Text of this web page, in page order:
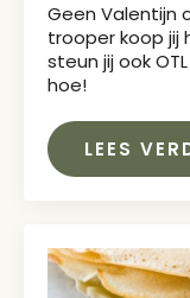
Geen Valentijn
trooper koop jij
steun jij ook
hoe!
LEES